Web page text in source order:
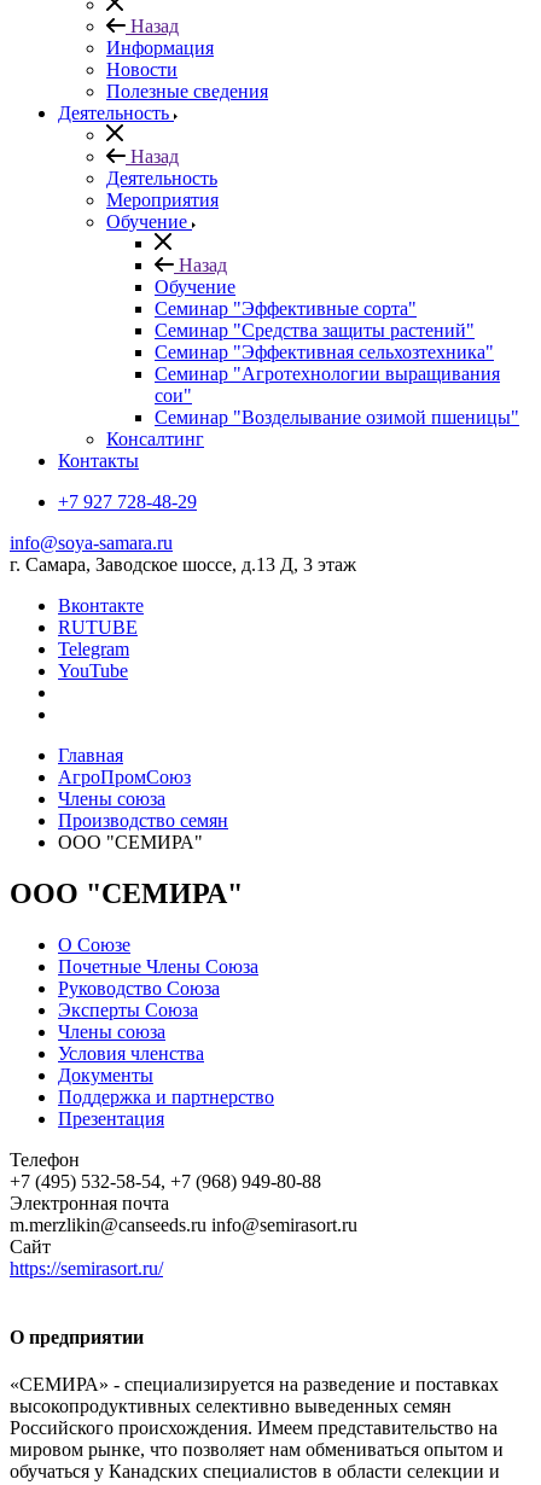
Назад
Информация
Новости
Полезные сведения
Деятельность
Назад
Деятельность
Мероприятия
Обучение
Назад
Обучение
Семинар "Эффективные сорта"
Семинар "Средства защиты растений"
Семинар "Эффективная сельхозтехника"
Семинар "Агротехнологии выращивания
сои"
Семинар "Возделывание озимой пшеницы"
Консалтинг
Контакты
+7 927 728-48-29
info@soya-samara.ru
г. Самара, Заводское шоссе, д.13 Д, 3 этаж
Вконтакте
RUTUBE
Telegram
YouTube
Главная
АгроПромСоюз
Члены союза
Производство семян
ООО "СЕМИРА"
ООО "СЕМИРА"
О Союзе
Почетные Члены Союза
Руководство Союза
Эксперты Союза
Члены союза
Условия членства
Документы
Поддержка и партнерство
Презентация
Телефон
+7 (495) 532-58-54, +7 (968) 949-80-88
Электронная почта
m.merzlikin@canseeds.ru info@semirasort.ru
Сайт
https://semirasort.ru/
О предприятии
«СЕМИРА» - специализируется на разведение и поставках
высокопродуктивных селективно выведенных семян
Российского происхождения. Имеем представительство на
мировом рынке, что позволяет нам обмениваться опытом и
обучаться у Канадских специалистов в области селекции и